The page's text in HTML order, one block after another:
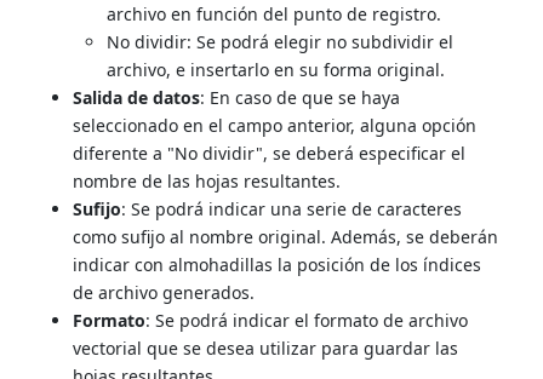
archivo en función del punto de registro.
No dividir: Se podrá elegir no subdividir el
archivo, e insertarlo en su forma original.
Salida de datos: En caso de que se haya
seleccionado en el campo anterior, alguna opción
diferente a "No dividir", se deberá especificar el
nombre de las hojas resultantes.
Sufijo: Se podrá indicar una serie de caracteres
como sufijo al nombre original. Además, se deberán
indicar con almohadillas la posición de los índices
de archivo generados.
Formato: Se podrá indicar el formato de archivo
vectorial que se desea utilizar para guardar las